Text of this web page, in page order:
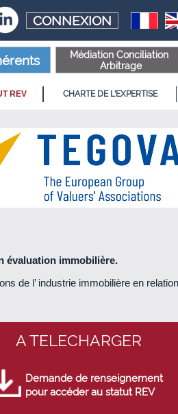
évaluation immobilière.
de l’ industrie immobilière en relation
A TELECHARGER
Demande de renseignement
pour accéder au statut REV
CONNEXION
REV CHARTE DE L'EXPERTISE
Médiation Conciliation
Arbitrage